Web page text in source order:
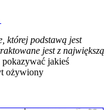
której podstawą jest
jest z największą
pokazywać jakieś
ożywiony